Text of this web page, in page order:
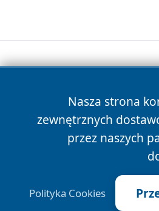
Nasza strona
zewnętrznych
przez naszych
Polityka Cookies